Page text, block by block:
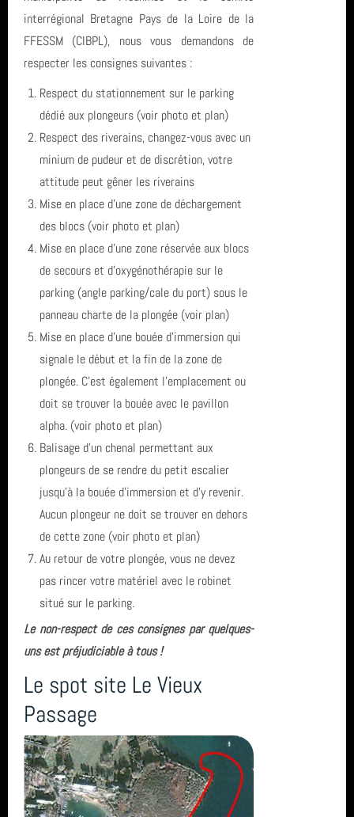
TIV
Egypte
octobre 2022
séjour
SN1
Espagne
sortie
SCP
Socoa Pyrenees Atlantique
Sortie
Carentec Finistère
Eolienne
biologie
année 2023 (8)
année 2021 (2)
année 2020 (3)
année 2019 (5)
année 2018 (6)
année 2016 (17)
année 2015 (2)
année 2010 (6)
année 2008 (2)
année 2007 (3)
année 2006 (1)
total (111)
interrégional Bretagne Pays de la Loire de la
FFESSM (CIBPL), nous vous demandons de
respecter les consignes suivantes :
Respect du stationnement sur le parking
dédié aux plongeurs (voir photo et plan)
Respect des riverains, changez-vous avec un
minium de pudeur et de discrétion, votre
attitude peut gêner les riverains
Mise en place d’une zone de déchargement
des blocs (voir photo et plan)
Mise en place d’une zone réservée aux blocs
de secours et d’oxygénothérapie sur le
parking (angle parking/cale du port) sous le
panneau charte de la plongée (voir plan)
Mise en place d’une bouée d’immersion qui
signale le début et la fin de la zone de
plongée. C’est également l’emplacement ou
doit se trouver la bouée avec le pavillon
alpha. (voir photo et plan)
Balisage d’un chenal permettant aux
plongeurs de se rendre du petit escalier
jusqu’à la bouée d’immersion et d’y revenir.
Aucun plongeur ne doit se trouver en dehors
de cette zone (voir photo et plan)
Au retour de votre plongée, vous ne devez
pas rincer votre matériel avec le robinet
situé sur le parking.
Le non-respect de ces consignes par quelques-
uns est préjudiciable à tous !
Le spot site Le Vieux
Passage